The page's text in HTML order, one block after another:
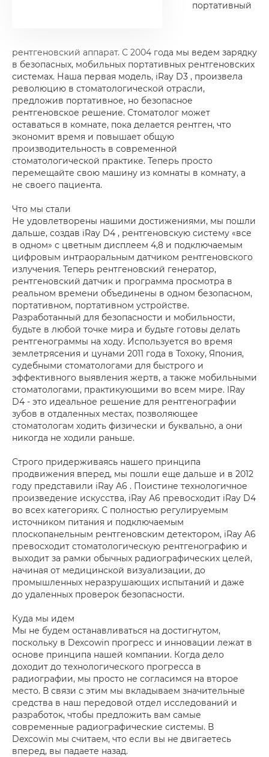
портативный
рентгеновский аппарат. С 2004 года мы ведем зарядку
в безопасных, мобильных портативных рентгеновских
системах. Наша первая модель, iRay D3 , произвела
революцию в стоматологической отрасли,
предложив портативное, но безопасное
рентгеновское решение. Стоматолог может
оставаться в комнате, пока делается рентген, что
экономит время и повышает общую
производительность в современной
стоматологической практике. Теперь просто
перемещайте свою машину из комнаты в комнату, а
не своего пациента.
Что мы стали
Не удовлетворены нашими достижениями, мы пошли
дальше, создав iRay D4 , рентгеновскую систему «все
в одном» с цветным дисплеем 4,8 и подключаемым
цифровым интраоральным датчиком рентгеновского
излучения. Теперь рентгеновский генератор,
рентгеновский датчик и программа просмотра в
реальном времени объединены в одном безопасном,
портативном, портативном устройстве.
Разработанный для безопасности и мобильности,
будьте в любой точке мира и будьте готовы делать
рентгенограммы на ходу. Используется во время
землетрясения и цунами 2011 года в Тохоку, Япония,
судебными стоматологами для быстрого и
эффективного выявления жертв, а также мобильными
стоматологами, практикующими во всем мире. IRay
D4 - это идеальное решение для рентгенографии
зубов в отдаленных местах, позволяющее
стоматологам ходить физически и буквально, а они
никогда не ходили раньше.
Строго придерживаясь нашего принципа
продвижения вперед, мы пошли еще дальше и в 2012
году представили iRay A6 . Поистине технологичное
произведение искусства, iRay A6 превосходит iRay D4
во всех категориях. С полностью регулируемым
источником питания и подключаемым
плоскопанельным рентгеновским детектором, iRay A6
превосходит стоматологическую рентгенографию и
выходит за рамки обычных радиографических целей,
начиная от медицинской визуализации, до
промышленных неразрушающих испытаний и даже
до удаленных проверок безопасности.
Куда мы идем
Мы не будем останавливаться на достигнутом,
поскольку в Dexcowin прогресс и инновации лежат в
основе принципа нашей компании. Когда дело
доходит до технологического прогресса в
радиографии, мы просто не согласимся на второе
место. В связи с этим мы вкладываем значительные
средства в наш передовой отдел исследований и
разработок, чтобы предложить вам самые
современные радиографические системы. В
Dexcowin мы считаем, что если вы не двигаетесь
вперед, вы падаете назад.